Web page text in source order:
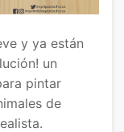
y ya están
un
pintar
de